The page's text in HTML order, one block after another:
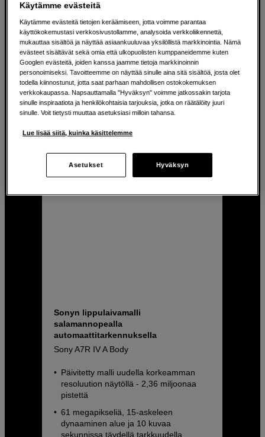
muotokuvaukseen
Nopea ja hiljainen
automaattitarkennusmoottori
Magneettinen etuosa – suotimille
739 EUR
Sonyn lippulaivamalli
salamannopealla
automaattitarkennuksella
Sony A7R IV A Body
Päivitetty malli uudella korkeamman
resoluution näytöllä - 2,36 miljoonaa
pistettä
61 megapikseliä, 15-askeleen
dynaaminen alue ja 10 kuvaa
sekunnissa täydellä tarkkuudella
Käytämme evästeitä
Käytämme evästeitä tietojen keräämiseen, jotta voimme parantaa
käyttökokemustasi verkkosivustollamme, analysoida verkkoliikennettä,
mukauttaa sisältöä ja näyttää asiaankuuluvaa yksilöllistä markkinointia. Nämä
evästeet sisältävät sekä omia että ulkopuolisten kumppaneidemme kuten
Googlen evästeitä, joiden kanssa jaamme tietoja markkinoinnin
personoimiseksi. Tavoitteemme on näyttää sinulle aina sitä sisältöä, josta olet
todella kiinnostunut, jotta saat parhaan mahdollisen ostokokemuksen
verkkokaupassa. Napsauttamalla "Hyväksyn" voimme jatkossakin tarjota
sinulle inspiraatiota ja henkilökohtaisia tarjouksia, jotka on räätälöity juuri
sinulle. Voit tietysti muuttaa asetuksiasi milloin tahansa.
Lue lisää siitä, kuinka käsittelemme
Asetukset Hyväksyn